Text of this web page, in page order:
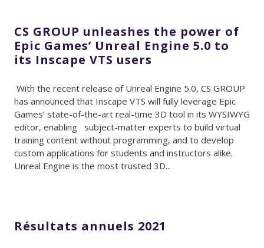
CS GROUP unleashes the power of
Epic Games’ Unreal Engine 5.0 to
its Inscape VTS users
With the recent release of Unreal Engine 5.0, CS GROUP
has announced that Inscape VTS will fully leverage Epic
Games’ state-of-the-art real-time 3D tool in its WYSIWYG
editor, enabling subject-matter experts to build virtual
training content without programming, and to develop
custom applications for students and instructors alike.
Unreal Engine is the most trusted 3D...
Résultats annuels 2021